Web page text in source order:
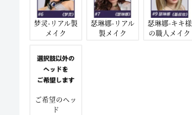
梦灵-リアル製
メイク
瑟琳娜-リアル
製メイク
瑟琳娜-キキ様
の職人メイク
ご希望のヘッ
ド